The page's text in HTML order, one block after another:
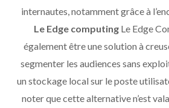
internautes, notamment grâce à
Le Edge computingLe Edge
également être une solution à
segmenter les audiences sans
un stockage local sur le poste
noter que cette alternative n’est